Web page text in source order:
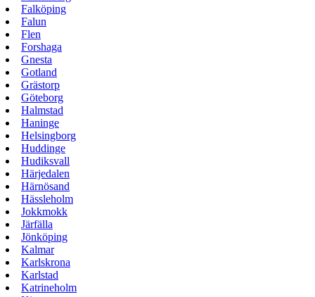
Falköping
Falun
Flen
Forshaga
Gnesta
Gotland
Grästorp
Göteborg
Halmstad
Haninge
Helsingborg
Huddinge
Hudiksvall
Härjedalen
Härnösand
Hässleholm
Jokkmokk
Järfälla
Jönköping
Kalmar
Karlskrona
Karlstad
Katrineholm